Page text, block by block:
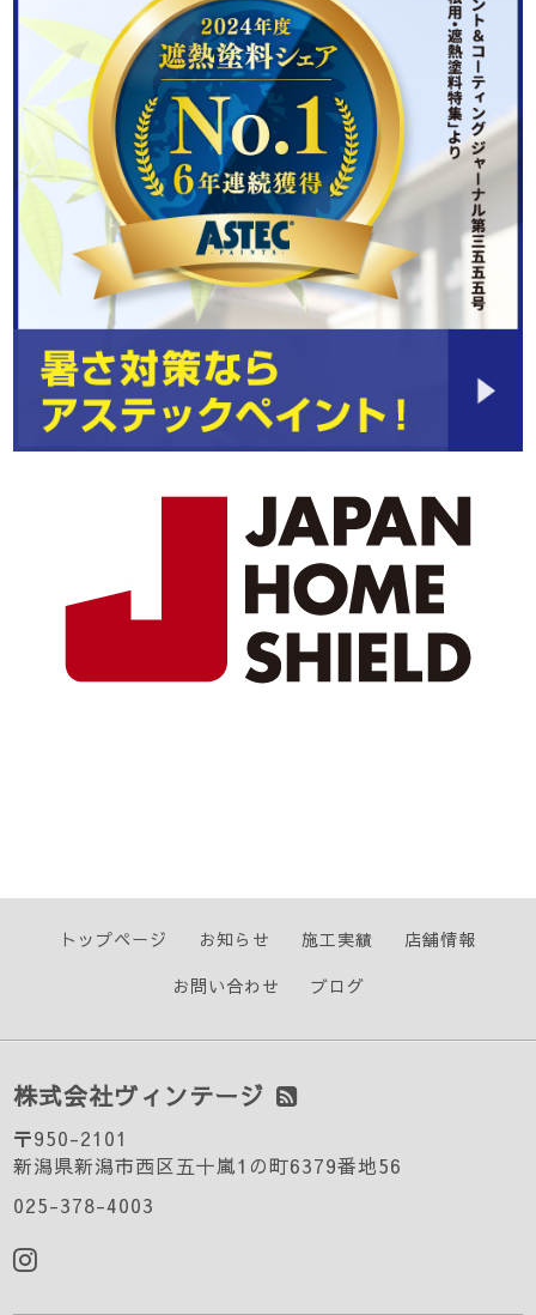
トップページ お知らせ 施工実績
店舗情報
お問い合わせ
ブログ
株式会社ヴィンテージ
〒950-2101
新潟県新潟市西区五十嵐1の町6379番地56
025-378-4003